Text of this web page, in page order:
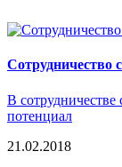
Сотрудничество
В
потенциал
21.02.2018